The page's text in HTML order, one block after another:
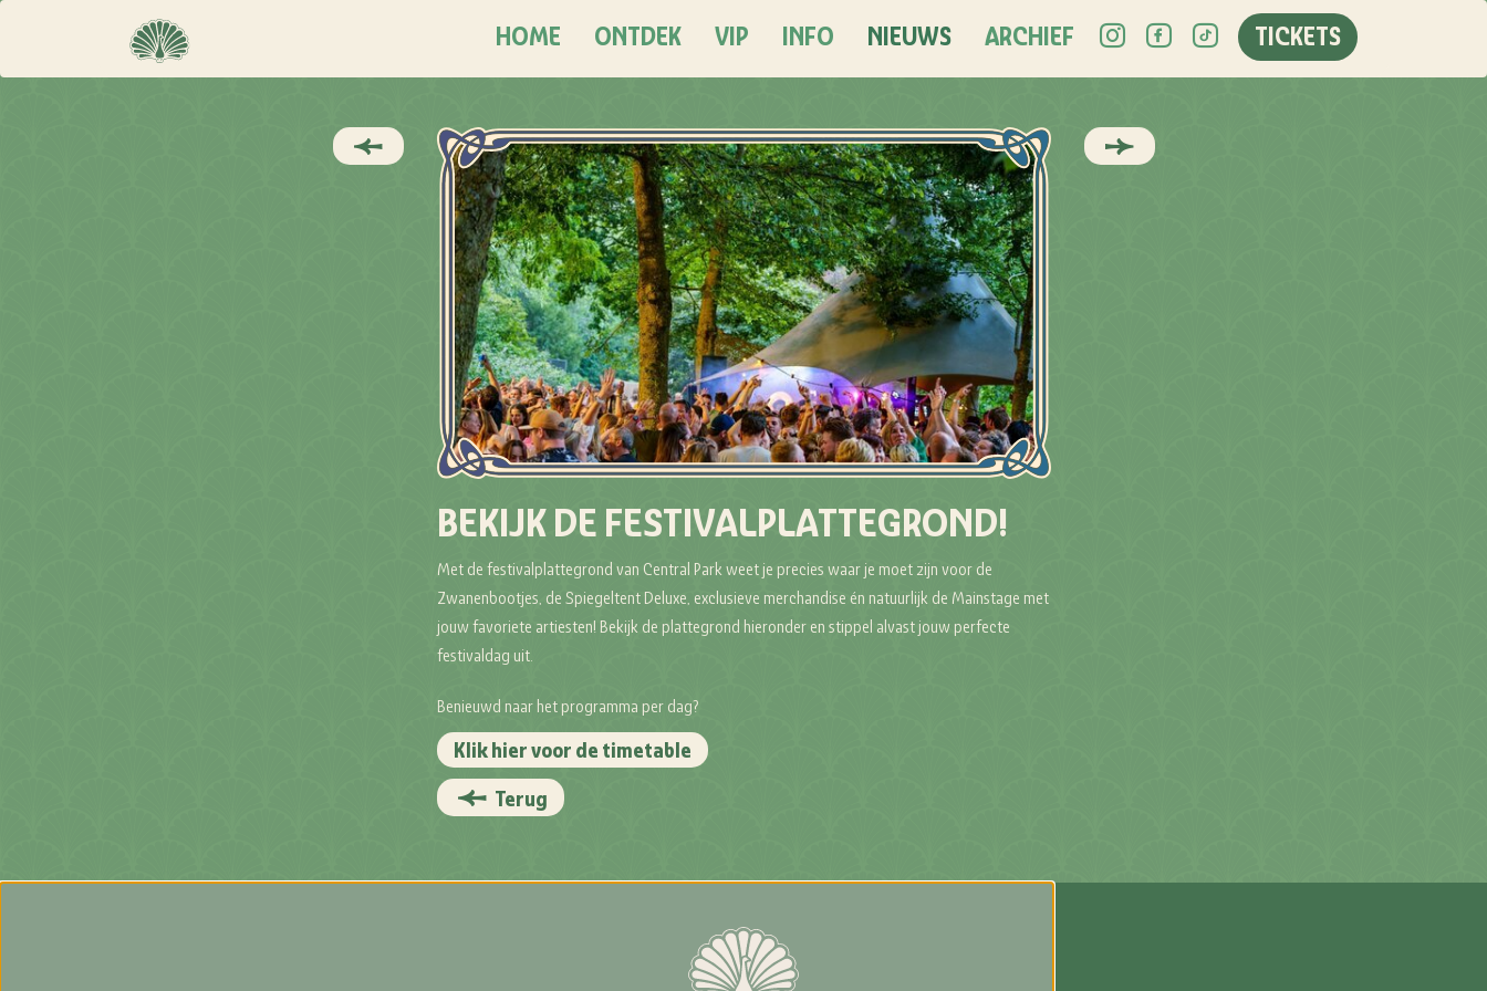
HOME ONTDEK VIP INFO NIEUWS ARCHIEF TICKETS
BEKIJK DE FESTIVALPLATTEGROND!
Met de festivalplattegrond van Central Park weet je precies waar je moet zijn voor de
Zwanenbootjes, de Spiegeltent Deluxe, exclusieve merchandise én natuurlijk de Mainstage met
jouw favoriete artiesten! Bekijk de plattegrond hieronder en stippel alvast jouw perfecte
festivaldag uit.
Benieuwd naar het programma per dag?
Klik hier voor de timetable
Terug